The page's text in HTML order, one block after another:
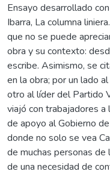
Ensayo desarrollado
Ibarra, La columna
que no se puede
obra y su contexto:
escribe. Asimismo, se
en la obra; por un lado
otro al líder del Partido
viajó con trabajadores a
de apoyo al Gobierno
donde no solo se vea
de muchas personas
de una necesidad de